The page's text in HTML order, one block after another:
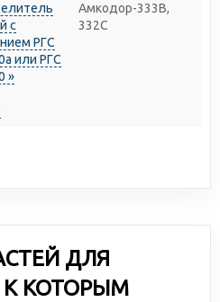
с
РГС
или РГС
»
Амкодор-333В,
332С
ДЛЯ
КОТОРЫМ